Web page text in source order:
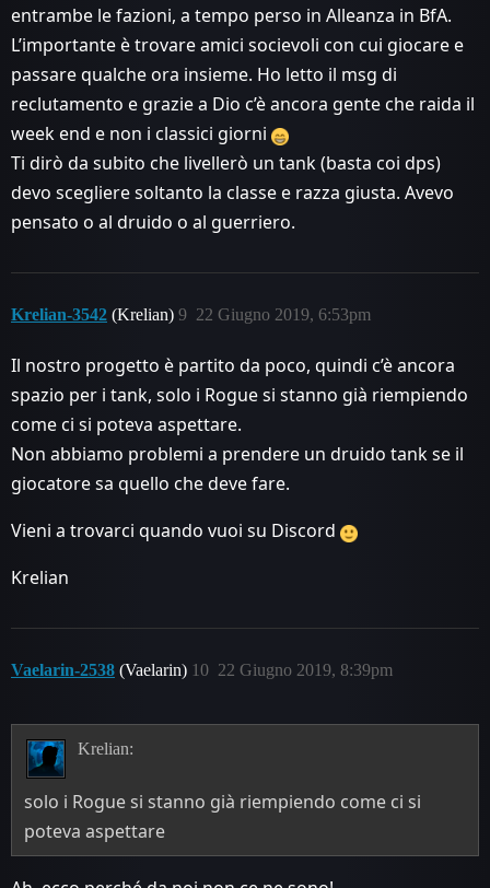
entrambe le fazioni, a tempo perso in Alleanza in BfA.
L’importante è trovare amici socievoli con cui giocare e
passare qualche ora insieme. Ho letto il msg di
reclutamento e grazie a Dio c’è ancora gente che raida il
week end e non i classici giorni
Ti dirò da subito che livellerò un tank (basta coi dps)
devo scegliere soltanto la classe e razza giusta. Avevo
pensato o al druido o al guerriero.
Krelian-3542 (Krelian) 22 Giugno 2019, 6:53pm
9
Il nostro progetto è partito da poco, quindi c’è ancora
spazio per i tank, solo i Rogue si stanno già riempiendo
come ci si poteva aspettare.
Non abbiamo problemi a prendere un druido tank se il
giocatore sa quello che deve fare.
Vieni a trovarci quando vuoi su Discord
Krelian
Vaelarin-2538 (Vaelarin) 22 Giugno 2019, 8:39pm
10
Krelian:
solo i Rogue si stanno già riempiendo come ci si
poteva aspettare